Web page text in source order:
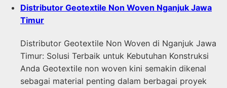
Distributor Geotextile Non Woven Nganjuk Jawa
Timur
Distributor Geotextile Non Woven di Nganjuk Jawa
Timur: Solusi Terbaik untuk Kebutuhan Konstruksi
Anda Geotextile non woven kini semakin dikenal
sebagai material penting dalam berbagai proyek